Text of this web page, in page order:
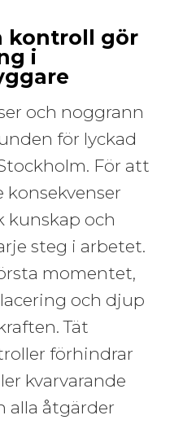
kontroll gör
i
och noggrann
för lyckad
För att
konsekvenser
kunskap och
steg i arbetet.
momentet,
och djup
Tät
förhindrar
kvarvarande
alla åtgärder